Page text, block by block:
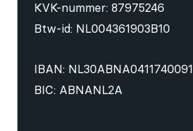
KVK-nummer: 87975246
Btw-id: NL004361903B10
IBAN: NL30ABNA0411740091
BIC: ABNANL2A